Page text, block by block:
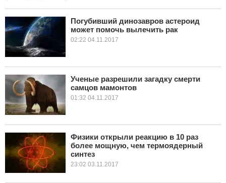
Погубивший динозавров астероид
может помочь вылечить рак
02:22 04.11.2017
Ученые разрешили загадку смерти
самцов мамонтов
01:32 04.11.2017
Физики открыли реакцию в 10 раз
более мощную, чем термоядерный
синтез
23:02 03.11.2017